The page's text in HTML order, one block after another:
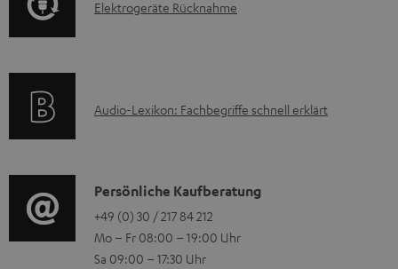
i
n
m
V
e
r
i
e
n
z
E
t
g
e
r
Elektrogeräte Rücknahme
A
i
o
-
Audio-Lexikon: Fachbegriffe schnell erklärt
K
o
n
Persönliche Kaufberatung
+49 (0) 30 / 217 84 212
Mo – Fr 08:00 – 19:00 Uhr
Sa 09:00 – 17:30 Uhr